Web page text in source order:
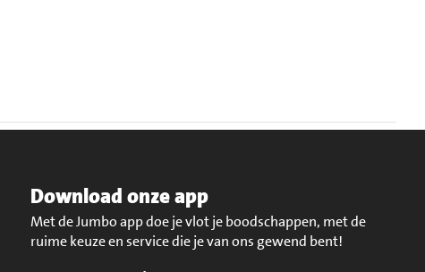
Download onze app
Met de Jumbo app doe je vlot je boodschappen, met de
ruime keuze en service die je van ons gewend bent!